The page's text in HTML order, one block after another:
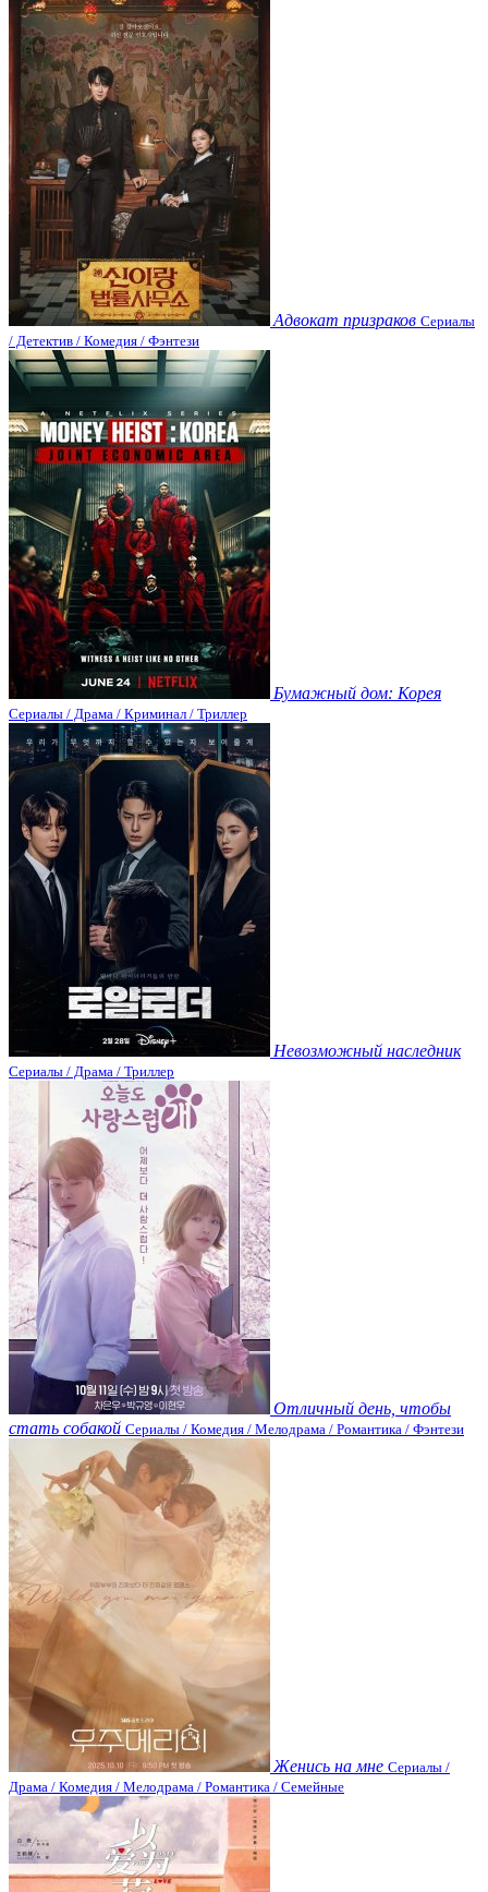
Адвокат призраков Сериалы
/ Детектив / Комедия / Фэнтези
Бумажный дом: Корея
Сериалы / Драма / Криминал / Триллер
Невозможный наследник
Сериалы / Драма / Триллер
Отличный день, чтобы
стать собакой Сериалы / Комедия / Мелодрама / Романтика / Фэнтези
Женись на мне Сериалы /
Драма / Комедия / Мелодрама / Романтика / Семейные